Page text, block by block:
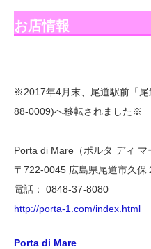
お店情報
※2017年4月末、尾道駅前「
88-0009)へ移転されました※
Porta di Mare（ポルタ ディ マ
〒722-0045 広島県尾道市久保
電話： 0848-37-8080
http://porta-1.com/index.html
Porta di Mare